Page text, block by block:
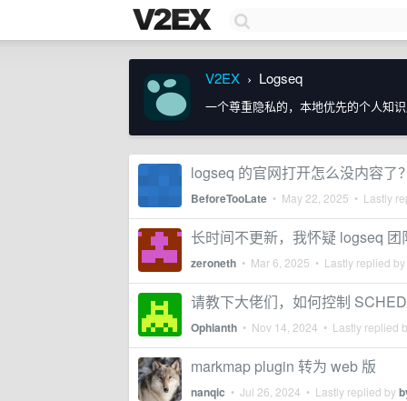
V2EX › Logseq
一个尊重隐私的，本地优先的个人知
logseq 的官网打开怎么没内容了？
BeforeTooLate • May 22, 2025 • Lastly
长时间不更新，我怀疑 logseq
zeroneth • Mar 6, 2025 • Lastly replied by
请教下大佬们，如何控制
Ophianth • Nov 14, 2024 • Lastly replied
markmap plugin 转为 web 版
nanqic • Jul 26, 2024 • Lastly replied by